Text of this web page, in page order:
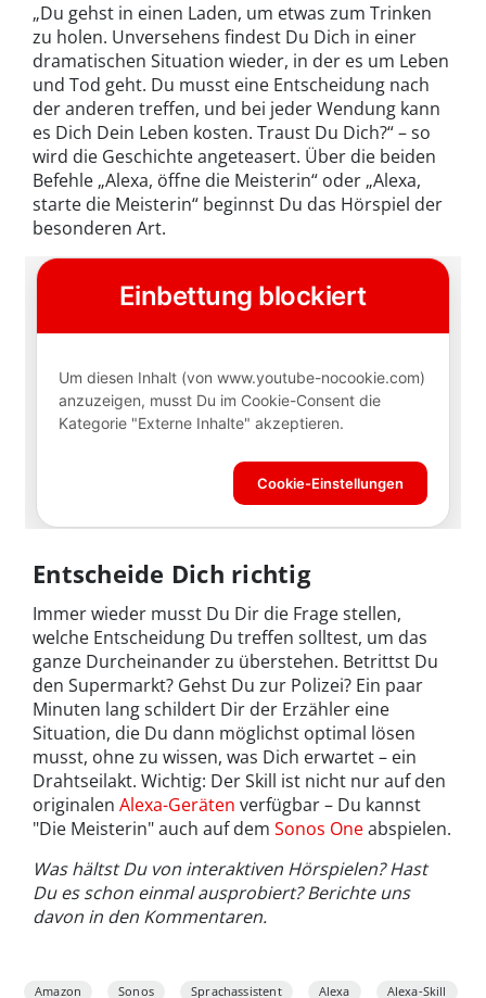
„Du gehst in einen Laden, um etwas zum Trinken
zu holen. Unversehens findest Du Dich in einer
dramatischen Situation wieder, in der es um Leben
und Tod geht. Du musst eine Entscheidung nach
der anderen treffen, und bei jeder Wendung kann
es Dich Dein Leben kosten. Traust Du Dich?“ – so
wird die Geschichte angeteasert. Über die beiden
Befehle „Alexa, öffne die Meisterin“ oder „Alexa,
starte die Meisterin“ beginnst Du das Hörspiel der
besonderen Art.
Entscheide Dich richtig
Immer wieder musst Du Dir die Frage stellen,
welche Entscheidung Du treffen solltest, um das
ganze Durcheinander zu überstehen. Betrittst Du
den Supermarkt? Gehst Du zur Polizei? Ein paar
Minuten lang schildert Dir der Erzähler eine
Situation, die Du dann möglichst optimal lösen
musst, ohne zu wissen, was Dich erwartet – ein
Drahtseilakt. Wichtig: Der Skill ist nicht nur auf den
originalen Alexa-Geräten verfügbar – Du kannst
"Die Meisterin" auch auf dem Sonos Oneabspielen.
Was hältst Du von interaktiven Hörspielen? Hast
Du es schon einmal ausprobiert? Berichte uns
davon in den Kommentaren.
Amazon Sonos Sprachassistent Alexa Alexa-Skill